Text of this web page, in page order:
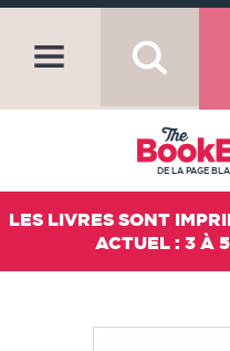
DE LA PAGE
LES LIVRES SONT
ACTUEL : 3 À